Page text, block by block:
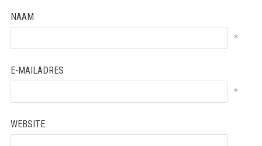
NAAM
*
E-MAILADRES
*
WEBSITE